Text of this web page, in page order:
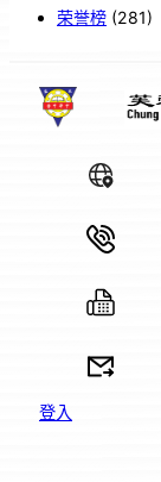
荣誉榜 (281)
登入